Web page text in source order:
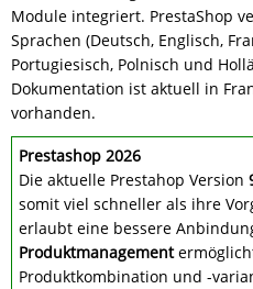
Module integriert. PrestaShop
Sprachen (Deutsch, Englisch,
Portugiesisch, Polnisch und
Dokumentation ist aktuell in
vorhanden.
Prestashop 2026
Die aktuelle Prestahop Version
somit viel schneller als ihre
erlaubt eine bessere
Produktmanagement
Produktkombination und -